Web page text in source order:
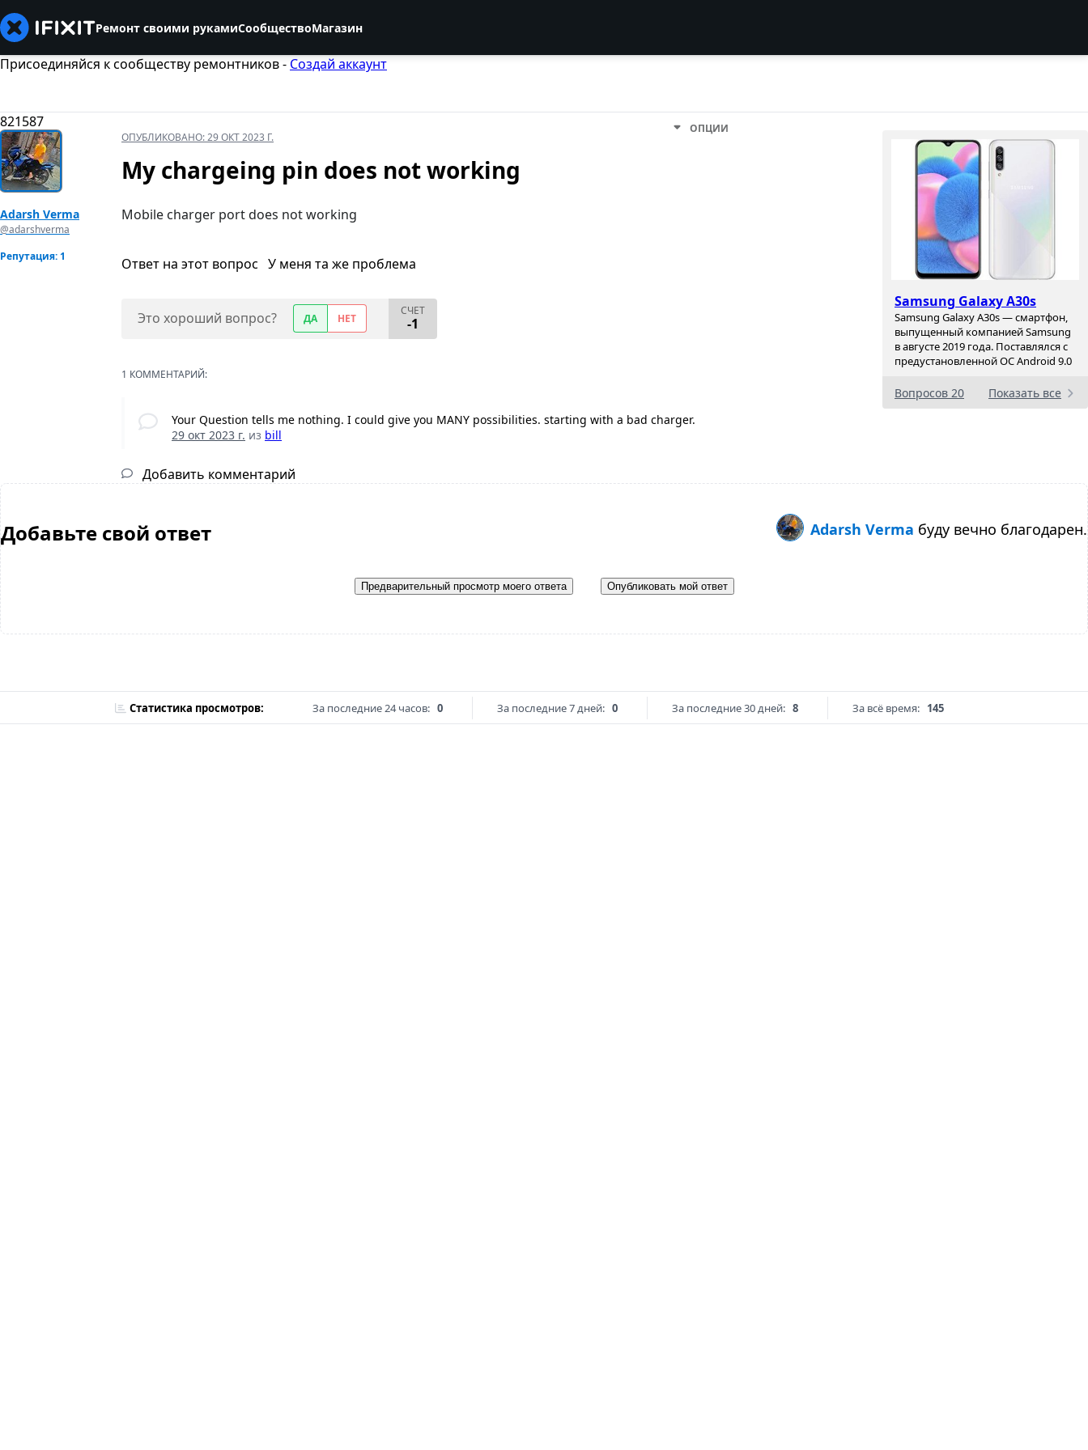
Ремонт своими рукамиСообществоМагазин
Присоединяйся к сообществу ремонтников - Создай аккаунт
821587
Samsung Galaxy A30s
Samsung Galaxy A30s — смартфон,
выпущенный компанией Samsung
в августе 2019 года. Поставлялся с
предустановленной ОС Android 9.0
Вопросов 20 Показать все
Adarsh Verma
@adarshverma
Репутация: 1
ОПУБЛИКОВАНО:29 ОКТ 2023 Г.
ОПЦИИ
My chargeing pin does not working
Mobile charger port does not working
Ответ на этот вопрос У меня та же проблема
Это хороший вопрос? ДА НЕТ
СЧЕТ
-1
1 КОММЕНТАРИЙ:
Your Question tells me nothing. I could give you MANY possibilities. starting with a bad charger.
29 окт 2023 г. из bill
Добавить комментарий
Добавьте свой ответ Adarsh Verma буду вечно благодарен.
Предварительный просмотр моего ответа Опубликовать мой ответ
Статистика просмотров: За последние 24 часов: 0 За последние 7 дней: 0 За последние 30 дней: 8 За всё время: 145